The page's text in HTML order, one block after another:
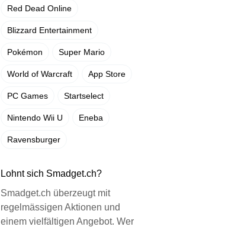
Red Dead Online
Blizzard Entertainment
Pokémon Super Mario
World of Warcraft App Store
PC Games Startselect
Nintendo Wii U Eneba
Ravensburger
Lohnt sich Smadget.ch?
Smadget.ch überzeugt mit
regelmässigen Aktionen und
einem vielfältigen Angebot. Wer